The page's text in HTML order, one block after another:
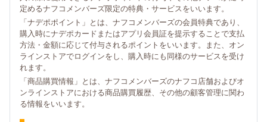
定めるナフコメンバーズ限定の特典・サービスをいいます。
「ナデポポイント」とは、ナフコメンバーズの会員特典であり、
購入時にナデポカードまたはアプリ会員証を提示することで支払
方法・金額に応じて付与されるポイントをいいます。また、オン
ラインストアでログインをし、購入時にも同様のサービスを受け
れます。
「商品購買情報」とは、ナフコメンバーズのナフコ店舗およびオ
ンラインストアにおける商品購買履歴、その他の顧客管理に関わ
る情報をいいます。